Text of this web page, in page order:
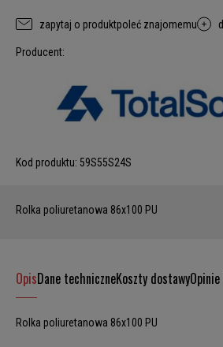
zapytaj o produktpoleć znajomemu
Producent:
Kod produktu: 59S55S24S
Rolka poliuretanowa 86x100 PU
OpisDane techniczneKoszty dostawy
Rolka poliuretanowa 86x100 PU